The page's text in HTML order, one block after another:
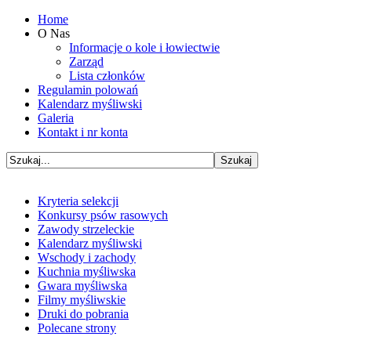
Home
O Nas
Informacje o kole i łowiectwie
Zarząd
Lista członków
Regulamin polowań
Kalendarz myśliwski
Galeria
Kontakt i nr konta
Kryteria selekcji
Konkursy psów rasowych
Zawody strzeleckie
Kalendarz myśliwski
Wschody i zachody
Kuchnia myśliwska
Gwara myśliwska
Filmy myśliwskie
Druki do pobrania
Polecane strony